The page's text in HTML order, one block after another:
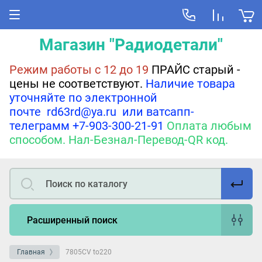
Магазин "Радиодетали"
Режим работы с 12 до 19 ПРАЙС старый -
цены не соответствуют. Наличие товара
уточняйте по электронной
почте rd63rd@ya.ru или ватсапп-
телеграмм +7-903-300-21-91 Оплата любым
способом. Нал-Безнал-Перевод-QR код.
Расширенный поиск
Главная 7805СV to220